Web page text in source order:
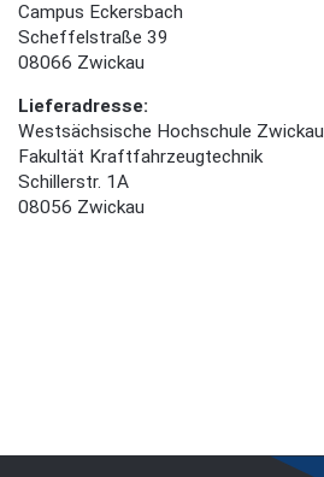
Campus Eckersbach
Scheffelstraße 39
08066 Zwickau
Lieferadresse:
Westsächsische Hochschule Zwickau
Fakultät Kraftfahrzeugtechnik
Schillerstr. 1A
08056 Zwickau